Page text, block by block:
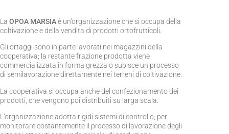
La OPOA MARSIAè un’organizzazione che si occupa della
coltivazione e della vendita di prodotti ortofrutticoli.
Gli ortaggi sono in parte lavorati nei magazzini della
cooperativa; la restante frazione prodotta viene
commercializzata in forma grezza o subisce un processo
di semilavorazione direttamente nei terreni di coltivazione.
La cooperativa si occupa anche del confezionamento dei
prodotti, che vengono poi distribuiti su larga scala.
L’organizzazione adotta rigidi sistemi di controllo, per
monitorare costantemente il processo di lavorazione degli